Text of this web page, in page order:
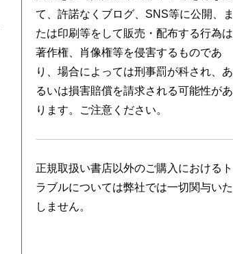
て、許諾なくブログ、SNS等に公開、ま
たは印刷等をして販売・配布する行為は
著作権、肖像権等を侵害するものであ
り、場合によっては刑事罰が科され、あ
るいは損害賠償を請求される可能性があ
ります。ご注意ください。
正規取扱い書店以外のご購入におけるト
ラブルについては弊社では一切関与いた
しません。